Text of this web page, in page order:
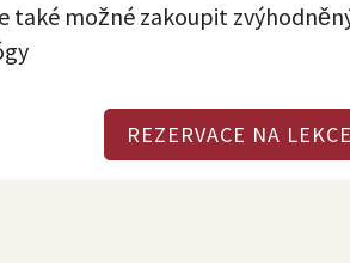
také možné zakoupit
REZERVACE NA